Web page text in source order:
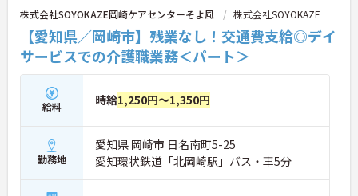
株式会社SOYOKAZE岡崎ケアセンターそよ風 株式会社SOYOKAZE
【愛知県／岡崎市】残業なし！交通費支給◎デイ
サービスでの介護職業務＜パート＞
給料 時給1,250円～1,350円
勤務地
愛知県 岡崎市 日名南町5-25
愛知環状鉄道「北岡崎駅」バス・車5分